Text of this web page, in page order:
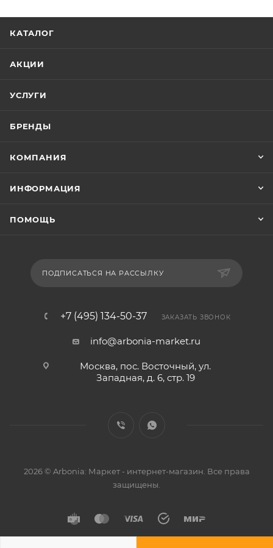
КАТАЛОГ
АКЦИИ
УСЛУГИ
БРЕНДЫ
КОМПАНИЯ
ИНФОРМАЦИЯ
ПОМОЩЬ
ПОДПИСАТЬСЯ НА РАССЫЛКУ
+7 (495) 134-50-37 ЗАКАЗАТЬ ЗВОНОК
info@arbonia-market.ru
Москва, пос. Восточный, ул.
Западная, д. 6, стр. 19
2026 © Arbonia: Маркет - интернет-магазин. Все права
защищены.